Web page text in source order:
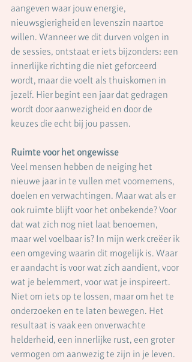
aangeven waar jouw energie,
nieuwsgierigheid en levenszin naartoe
willen. Wanneer we dit durven volgen in
de sessies, ontstaat er iets bijzonders: een
innerlijke richting die niet geforceerd
wordt, maar die voelt als thuiskomen in
jezelf. Hier begint een jaar dat gedragen
wordt door aanwezigheid en door de
keuzes die echt bij jou passen.
Ruimte voor het ongewisse
Veel mensen hebben de neiging het
nieuwe jaar in te vullen met voornemens,
doelen en verwachtingen. Maar wat als er
ook ruimte blijft voor het onbekende? Voor
dat wat zich nog niet laat benoemen,
maar wel voelbaar is? In mijn werk creëer ik
een omgeving waarin dit mogelijk is. Waar
er aandacht is voor wat zich aandient, voor
wat je belemmert, voor wat je inspireert.
Niet om iets op te lossen, maar om het te
onderzoeken en te laten bewegen. Het
resultaat is vaak een onverwachte
helderheid, een innerlijke rust, een groter
vermogen om aanwezig te zijn in je leven.